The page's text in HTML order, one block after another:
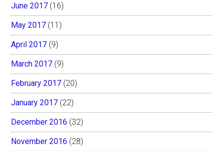
June 2017 (16)
May 2017 (11)
April 2017 (9)
March 2017 (9)
February 2017 (20)
January 2017 (22)
December 2016 (32)
November 2016 (28)